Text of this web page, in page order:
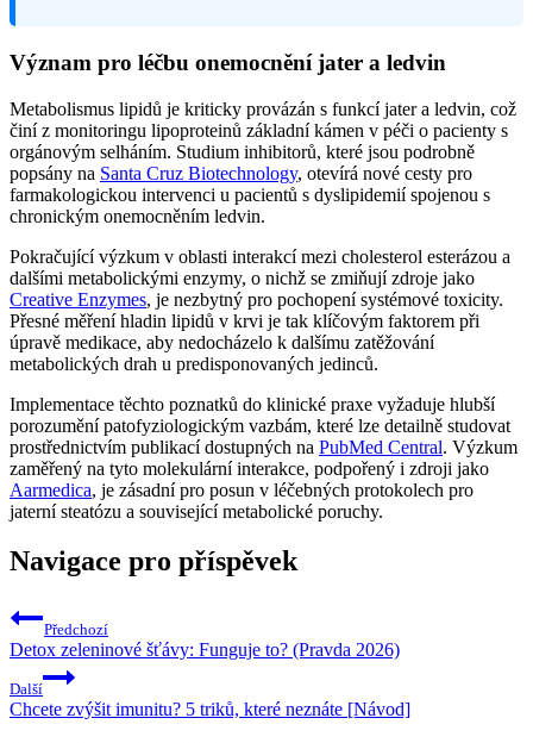
Význam pro léčbu onemocnění jater a ledvin
Metabolismus lipidů je kriticky provázán s funkcí jater a ledvin, což
činí z monitoringu lipoproteinů základní kámen v péči o pacienty s
orgánovým selháním. Studium inhibitorů, které jsou podrobně
popsány na Santa Cruz Biotechnology, otevírá nové cesty pro
farmakologickou intervenci u pacientů s dyslipidemií spojenou s
chronickým onemocněním ledvin.
Pokračující výzkum v oblasti interakcí mezi cholesterol esterázou a
dalšími metabolickými enzymy, o nichž se zmiňují zdroje jako
Creative Enzymes, je nezbytný pro pochopení systémové toxicity.
Přesné měření hladin lipidů v krvi je tak klíčovým faktorem při
úpravě medikace, aby nedocházelo k dalšímu zatěžování
metabolických drah u predisponovaných jedinců.
Implementace těchto poznatků do klinické praxe vyžaduje hlubší
porozumění patofyziologickým vazbám, které lze detailně studovat
prostřednictvím publikací dostupných na PubMed Central. Výzkum
zaměřený na tyto molekulární interakce, podpořený i zdroji jako
Aarmedica, je zásadní pro posun v léčebných protokolech pro
jaterní steatózu a související metabolické poruchy.
Navigace pro příspěvek
Předchozí
Detox zeleninové šťávy: Funguje to? (Pravda 2026)
Další
Chcete zvýšit imunitu? 5 triků, které neznáte [Návod]